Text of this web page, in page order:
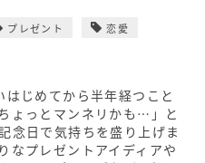
プレゼント 恋愛
じめてから半年経つこと
ょっとマンネリかも…」と
念日で気持ちを盛り上げま
なプレゼントアイディアや